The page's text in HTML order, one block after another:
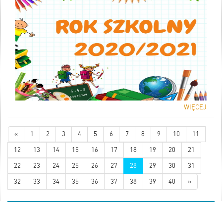
WIĘCEJ
« 1 2 3 4 5 6 7 8 9 10 11
12 13 14 15 16 17 18 19 20 21
22 23 24 25 26 27 28 29 30 31
32 33 34 35 36 37 38 39 40 »